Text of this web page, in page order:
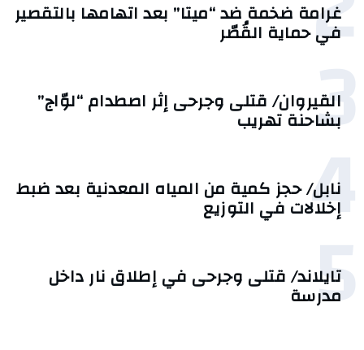
غرامة ضخمة ضد “ميتا” بعد اتهامها بالتقصير
في حماية القُصّر
3
القيروان/ قتلى وجرحى إثر اصطدام “لوّاج”
بشاحنة تهريب
4
نابل/ حجز كمية من المياه المعدنية بعد ضبط
إخلالات في التوزيع
5
تايلاند/ قتلى وجرحى في إطلاق نار داخل
مدرسة